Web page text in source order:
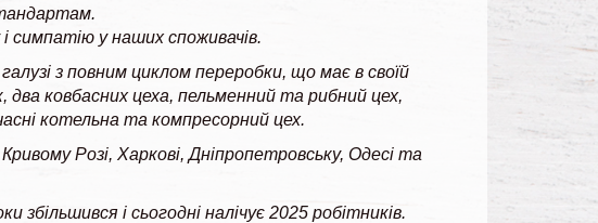
симпатію у наших споживачів.
з повним циклом переробки, що має в своїй
два ковбасних цеха, пельменний та рибний цех,
котельна та компресорний цех.
Розі, Харкові, Дніпропетровську, Одесі та
збільшився і сьогодні налічує 2025 робітників.